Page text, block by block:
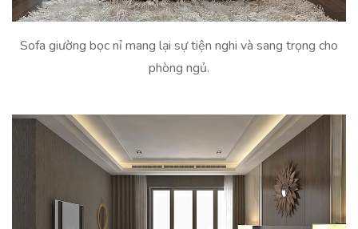
Sofa giường bọc nỉ mang lại sự tiện nghi và sang trọng cho
phòng ngủ.